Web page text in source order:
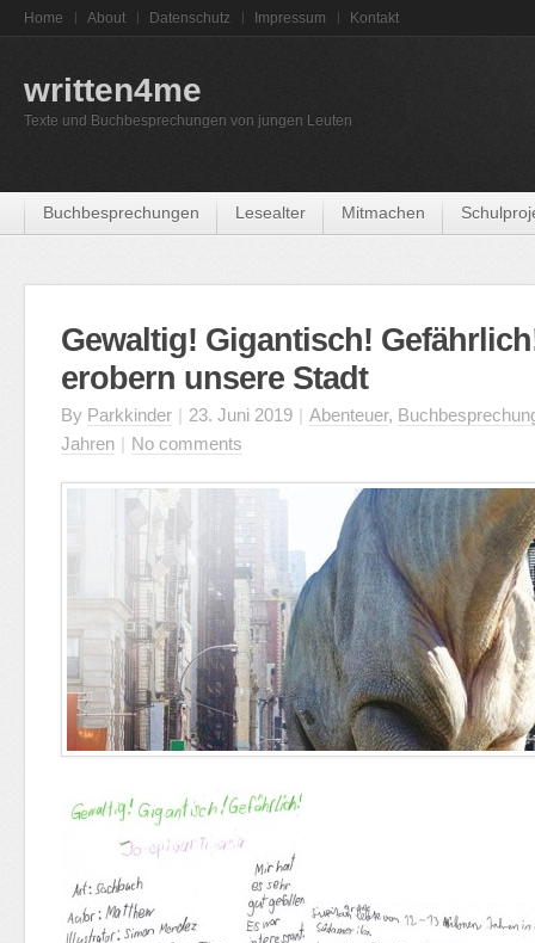
Home About Datenschutz Impressum Kontakt
written4me
Texte und Buchbesprechungen von jungen Leuten
Buchbesprechungen Lesealter Mitmachen
Gewaltig! Gigantisch!
erobern unsere Stadt
By Parkkinder | 23. Juni 2019 | Abenteuer,
Jahren | No comments